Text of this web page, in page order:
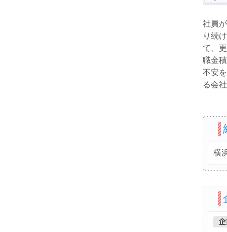
社員
り続
て、
職金
不安
る会
横